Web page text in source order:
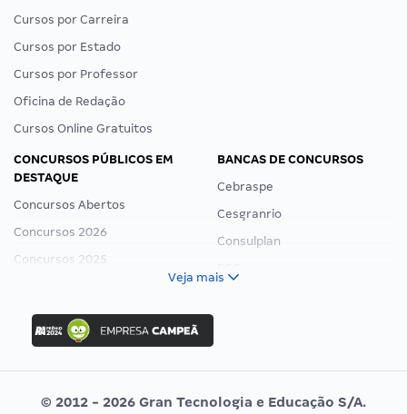
Cursos por Carreira
Cursos por Estado
Cursos por Professor
Oficina de Redação
Cursos Online Gratuitos
CONCURSOS PÚBLICOS EM
DESTAQUE
Concursos Abertos
Concursos 2026
Concursos 2025
Concurso Ibama
Concurso MPU
Editais publicados
BANCAS DE CONCURSOS
Cebraspe
Cesgranrio
Consulplan
Vunesp
Veja mais
© 2012 - 2026 Gran Tecnologia e Educação S/A.